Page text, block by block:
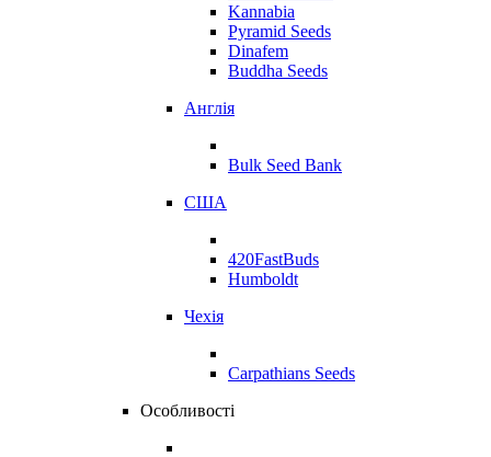
Kannabia
Pyramid Seeds
Dinafem
Buddha Seeds
Англія
Bulk Seed Bank
США
420FastBuds
Humboldt
Чехія
Carpathians Seeds
Особливості